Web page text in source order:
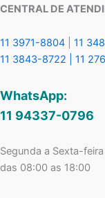
CENTRAL DE
11 3971-8804
11
11 3843-8722 | 11
WhatsApp:
11 94337-0796
Segunda a Sexta-feira
das 08:00 as 18:00